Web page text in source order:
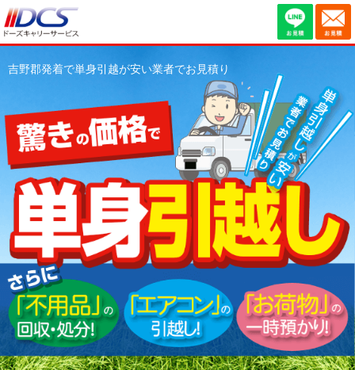
吉野郡発着で単身引越が安い業者でお見積り